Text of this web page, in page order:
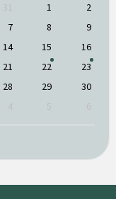
1
2
7 8
9
14 15
16
21 22
23
28 29
30